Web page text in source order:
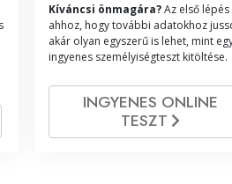
Kíváncsi önmagára?Az első lépés
ahhoz, hogy további adatokhoz
akár olyan egyszerű is lehet, mint
ingyenes személyiségteszt kitöltése.
INGYENES ONLINE
TESZT